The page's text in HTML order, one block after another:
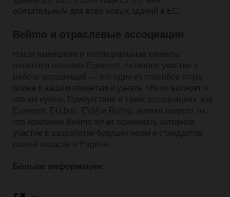
обязательным для всех новых зданий в ЕС.
Belimo и отраслевые ассоциации
Наши нынешние и потенциальные клиенты
являются членами
Eurovent. Активное участие в
работе ассоциаций — это один из способов стать
ближе к нашим клиентам и узнать, что их волнует и
что им нужно. Присутствие в таких ассоциациях, как
Eurovent, EU.bac, EVIAи Rehva , демонстрирует то,
что компания Belimo хочет принимать активное
участие в разработке будущих норм и стандартов
нашей отрасли в Европе.
Больше информации: